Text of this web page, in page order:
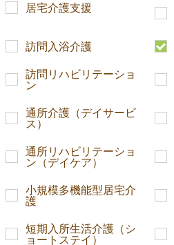
居宅介護支援
訪問入浴介護
訪問リハビリテーショ
ン
通所介護（デイサービ
ス）
通所リハビリテーショ
ン（デイケア）
小規模多機能型居宅介
護
短期入所生活介護（シ
ョートステイ）